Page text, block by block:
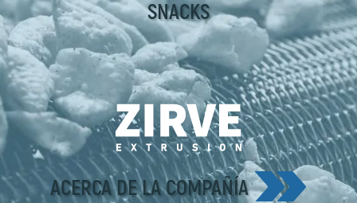
SNACKS
ACERCA DE LA COMPAÑÍA